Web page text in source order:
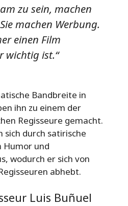
zu sein, machen
machen Werbung.
einen Film
wichtig ist.“
Bandbreite in
ihn zu einem der
Regisseure gemacht.
sich durch satirische
Humor und
wodurch er sich von
abhebt.
Luis Buñuel